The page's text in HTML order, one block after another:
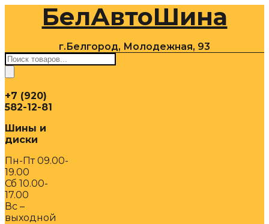
содержимомуБелАвтоШина
г.Белгород, Молодежная, 93
Поиск
товаров
+7 (920)
582-12-81
Шины и
диски
Пн-Пт 09.00-
19.00
Сб 10.00-
17.00
Вс –
выходной